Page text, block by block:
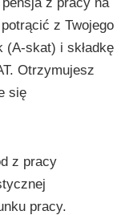
z Twojego
(A-skat) i składkę
Otrzymujesz
się
z pracy
pracy.